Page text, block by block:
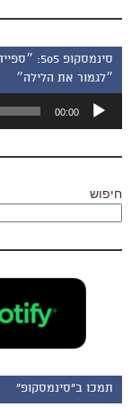
״לגמור את הלילה״
אודיו
00:00
חיפוש
תמכו ב"סינמסקופ"